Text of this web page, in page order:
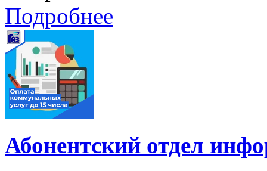
Подробнее
Абонентский отдел